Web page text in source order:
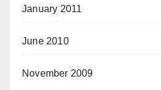
January 2011
June 2010
November 2009